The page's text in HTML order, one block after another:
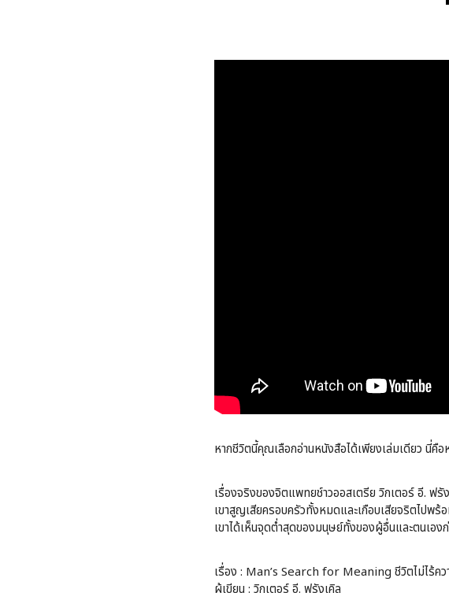
หากชีวิตนี้คุณเลือกอ่านหนังสือได้เพียงเล่มเดียว นี่คือ
เรื่องจริงของจิตแพทยช์าวออสเตรีย วิกเตอร์ อี. ฟ
เขาสูญเสียครอบครัวทั้งหมดและเกือบเสียจริตไปพ
เขาได้เห็นจุดต่ำสุดของมนุษย์ทั้งของผู้อื่นและตนเอ
เรื่อง : Man’s Search for Meaning ชีวิตไม่ไร้คว